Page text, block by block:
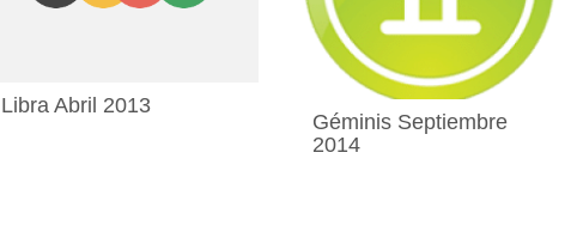
Libra Abril 2013
Géminis Septiembre
2014